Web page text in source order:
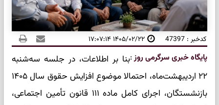
کدخبر : 47397 ۱۴۰۵/۰۲/۲۲ ۱۷:۰۷:۱۴
پایگاه خبری سرگرمی روز:بنا بر اطلاعات، در جلسه سه‌شنبه
۲۲ اردیبهشت‌ماه، احتمالا موضوع افزایش حقوق سال ۱۴۰۵
بازنشستگان، اجرای کامل ماده ۱۱۱ قانون تأمین اجتماعی،